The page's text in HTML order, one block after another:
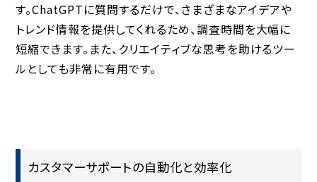
す。ChatGPTに質問するだけで、さまざまなアイデアや
トレンド情報を提供してくれるため、調査時間を大幅に
短縮できます。また、クリエイティブな思考を助けるツー
ルとしても非常に有用です。
カスタマーサポートの自動化と効率化